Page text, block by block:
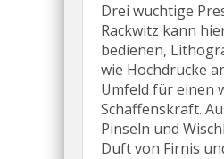
Drei wuchtige
Rackwitz kann
bedienen,
wie Hochdrucke
Umfeld für einen
Schaffenskraft.
Pinseln und
Duft von Firnis